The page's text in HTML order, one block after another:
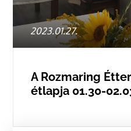
Posted
on
2023.01.27.
A Rozmaring
étlapja 01.30-